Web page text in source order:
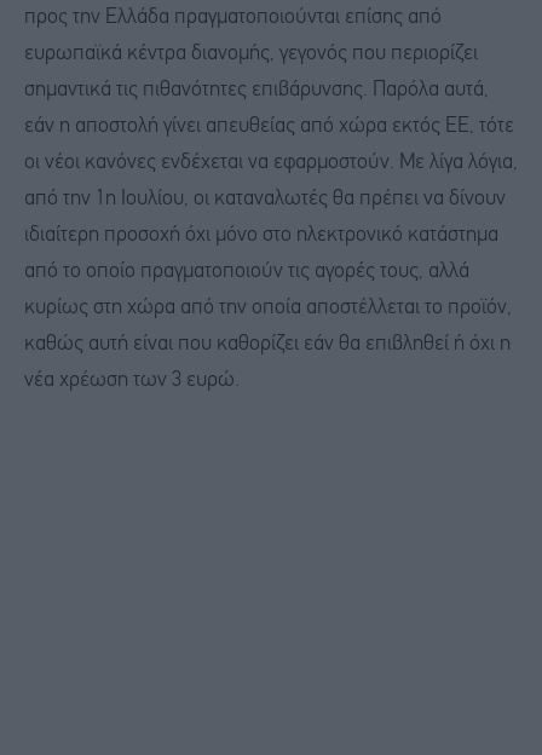
προς την Ελλάδα πραγματοποιούνται επίσης από
ευρωπαϊκά κέντρα διανομής, γεγονός που περιορίζει
σημαντικά τις πιθανότητες επιβάρυνσης. Παρόλα αυτά,
εάν η αποστολή γίνει απευθείας από χώρα εκτός ΕΕ, τότε
οι νέοι κανόνες ενδέχεται να εφαρμοστούν. Με λίγα λόγια,
από την 1η Ιουλίου, οι καταναλωτές θα πρέπει να δίνουν
ιδιαίτερη προσοχή όχι μόνο στο ηλεκτρονικό κατάστημα
από το οποίο πραγματοποιούν τις αγορές τους, αλλά
κυρίως στη χώρα από την οποία αποστέλλεται το προϊόν,
καθώς αυτή είναι που καθορίζει εάν θα επιβληθεί ή όχι η
νέα χρέωση των 3 ευρώ.